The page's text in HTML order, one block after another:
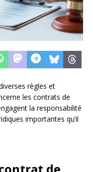
règles et
les contrats de
la responsabilité
importantes qu’il